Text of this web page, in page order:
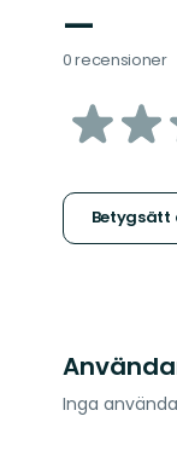
—
0 recensioner
av
Betygsätt
Inga